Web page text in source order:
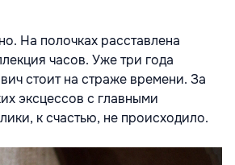
На полочках расставлена
часов. Уже три года
стоит на страже времени. За
эксцессов с главными
к счастью, не происходило.